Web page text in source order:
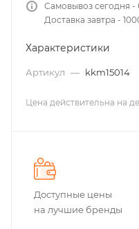
Самовывоз сегодня -
Доставка завтра -
Характеристики
Артикул — kkm15014
Цена действительна на
Доступные цены
на лучшие бренды